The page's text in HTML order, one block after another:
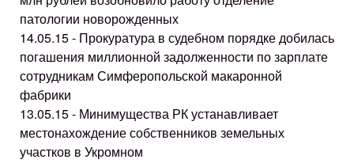
патологии новорожденных
14.05.15 - Прокуратура в судебном порядке добилась
погашения миллионной задолженности по зарплате
сотрудникам Симферопольской макаронной
фабрики
13.05.15 - Минимущества РК устанавливает
местонахождение собственников земельных
участков в Укромном